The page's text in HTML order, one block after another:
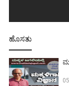
ಹೊಸತು